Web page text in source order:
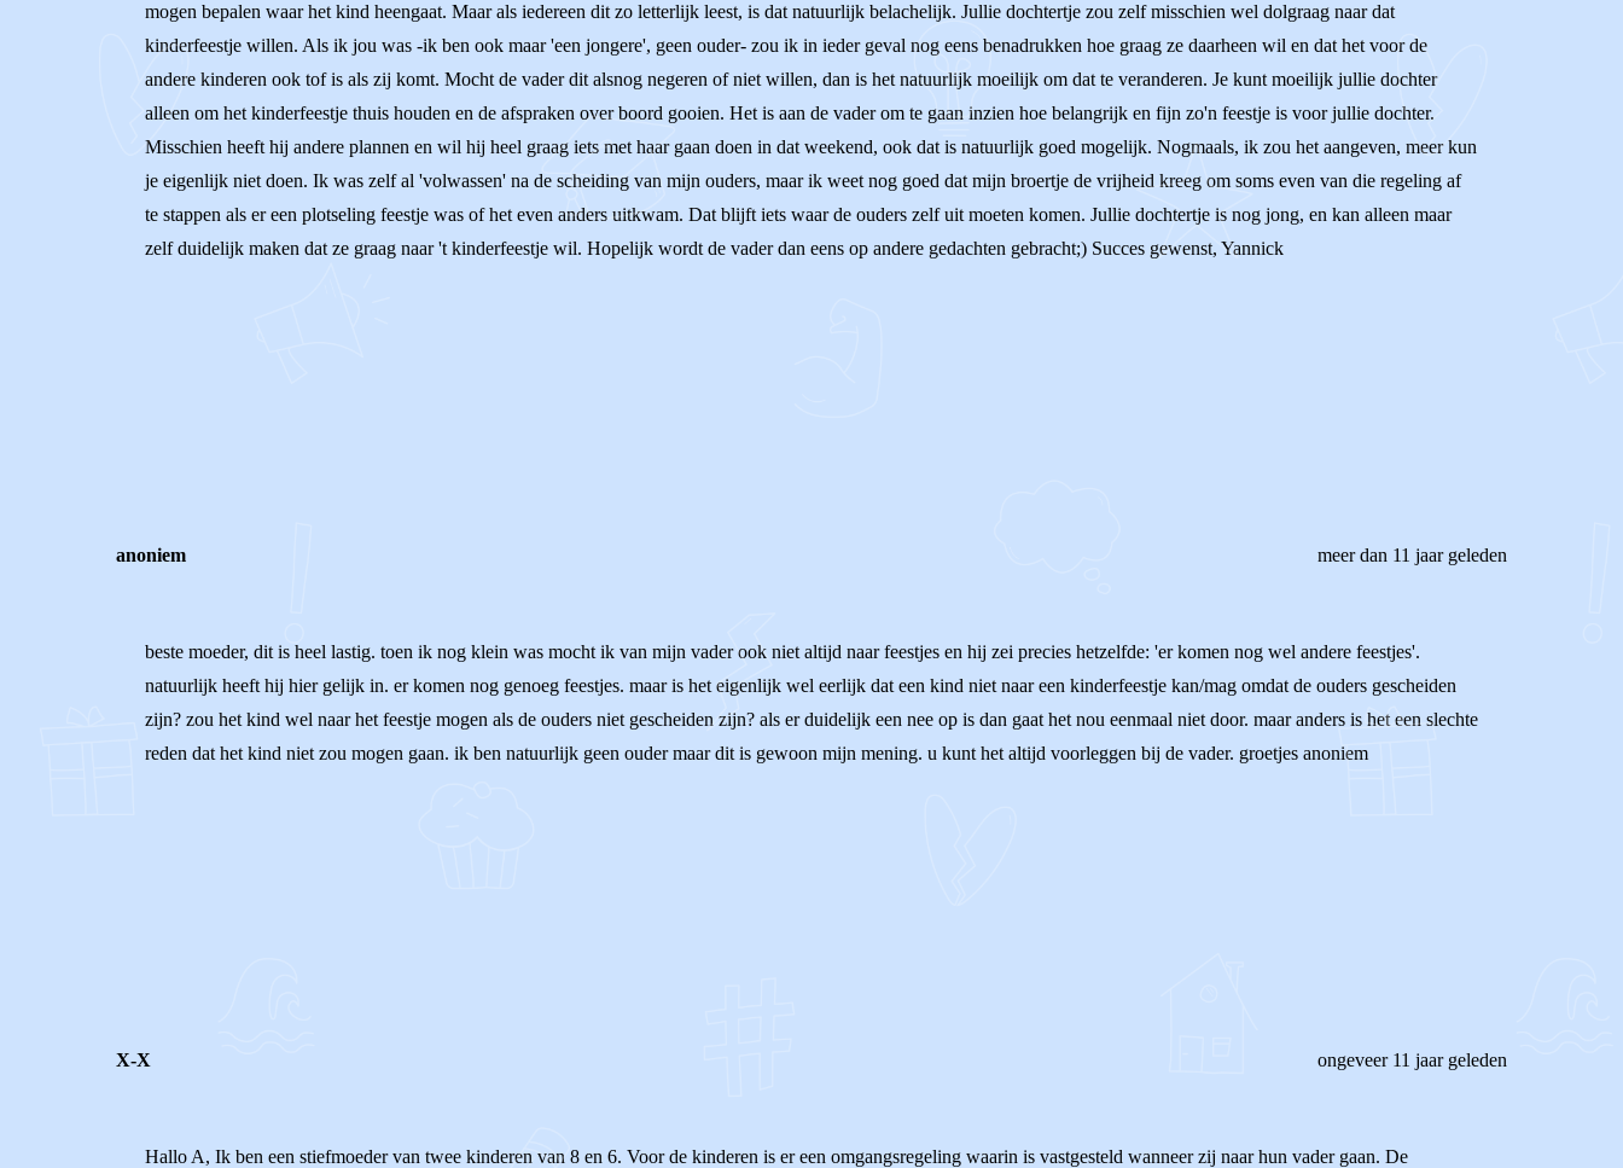
mogen bepalen waar het kind heengaat. Maar als iedereen dit zo letterlijk leest, is dat natuurlijk belachelijk. Jullie dochtertje zou zelf misschien wel dolgraag naar dat
kinderfeestje willen. Als ik jou was -ik ben ook maar 'een jongere', geen ouder- zou ik in ieder geval nog eens benadrukken hoe graag ze daarheen wil en dat het voor de
andere kinderen ook tof is als zij komt. Mocht de vader dit alsnog negeren of niet willen, dan is het natuurlijk moeilijk om dat te veranderen. Je kunt moeilijk jullie dochter
alleen om het kinderfeestje thuis houden en de afspraken over boord gooien. Het is aan de vader om te gaan inzien hoe belangrijk en fijn zo'n feestje is voor jullie dochter.
Misschien heeft hij andere plannen en wil hij heel graag iets met haar gaan doen in dat weekend, ook dat is natuurlijk goed mogelijk. Nogmaals, ik zou het aangeven, meer kun
je eigenlijk niet doen. Ik was zelf al 'volwassen' na de scheiding van mijn ouders, maar ik weet nog goed dat mijn broertje de vrijheid kreeg om soms even van die regeling af
te stappen als er een plotseling feestje was of het even anders uitkwam. Dat blijft iets waar de ouders zelf uit moeten komen. Jullie dochtertje is nog jong, en kan alleen maar
zelf duidelijk maken dat ze graag naar 't kinderfeestje wil. Hopelijk wordt de vader dan eens op andere gedachten gebracht;) Succes gewenst, Yannick
anoniem meer dan 11 jaar geleden
beste moeder, dit is heel lastig. toen ik nog klein was mocht ik van mijn vader ook niet altijd naar feestjes en hij zei precies hetzelfde: 'er komen nog wel andere feestjes'.
natuurlijk heeft hij hier gelijk in. er komen nog genoeg feestjes. maar is het eigenlijk wel eerlijk dat een kind niet naar een kinderfeestje kan/mag omdat de ouders gescheiden
zijn? zou het kind wel naar het feestje mogen als de ouders niet gescheiden zijn? als er duidelijk een nee op is dan gaat het nou eenmaal niet door. maar anders is het een slechte
reden dat het kind niet zou mogen gaan. ik ben natuurlijk geen ouder maar dit is gewoon mijn mening. u kunt het altijd voorleggen bij de vader. groetjes anoniem
X-X ongeveer 11 jaar geleden
Hallo A, Ik ben een stiefmoeder van twee kinderen van 8 en 6. Voor de kinderen is er een omgangsregeling waarin is vastgesteld wanneer zij naar hun vader gaan. De